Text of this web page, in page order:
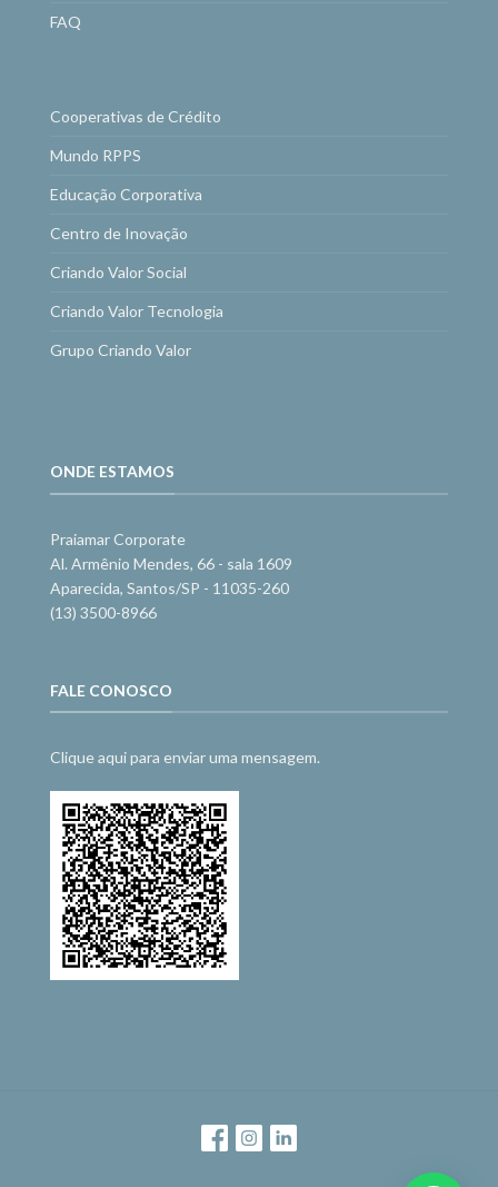
FAQ
Cooperativas de Crédito
Mundo RPPS
Educação Corporativa
Centro de Inovação
Criando Valor Social
Criando Valor Tecnologia
Grupo Criando Valor
ONDE ESTAMOS
Praiamar Corporate
Al. Armênio Mendes, 66 - sala 1609
Aparecida, Santos/SP - 11035-260
(13) 3500-8966
FALE CONOSCO
Clique aqui para enviar uma mensagem.